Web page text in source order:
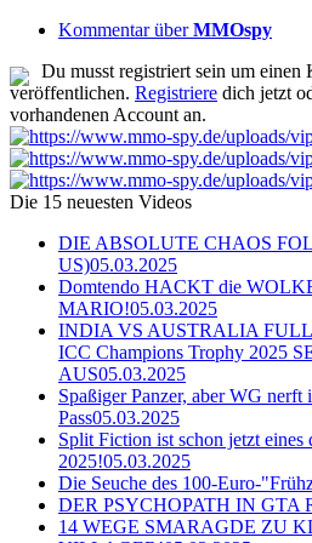
Kommentar überMMOspy
Du musst registriert sein um einen
veröffentlichen. Registriere dich jetzt
vorhandenen Account an.
Die 15 neuesten Videos
DIE ABSOLUTE CHAOS
US)05.03.2025
Domtendo HACKT die
MARIO!05.03.2025
INDIA VS AUSTRALIA
ICC Champions Trophy 2025
AUS05.03.2025
Spaßiger Panzer, aber WG
Pass05.03.2025
Split Fiction ist schon jetzt eines
2025!05.03.2025
Die Seuche des 100-Euro-
DER PSYCHOPATH IN GTA
14 WEGE SMARAGDE ZU